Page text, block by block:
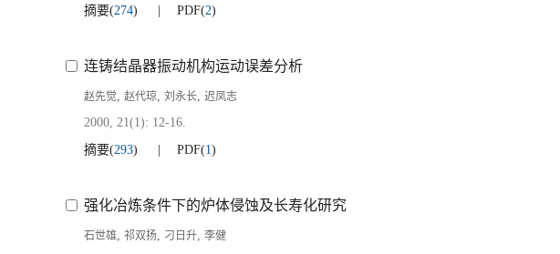
摘要(274) PDF(2)
连铸结晶器振动机构运动误差分析
赵先觉, 赵代琼, 刘永长, 迟凤志
2000, 21(1): 12-16.
摘要(293) PDF(1)
强化冶炼条件下的炉体侵蚀及长寿化研究
石世雄, 祁双扬, 刁日升, 李健